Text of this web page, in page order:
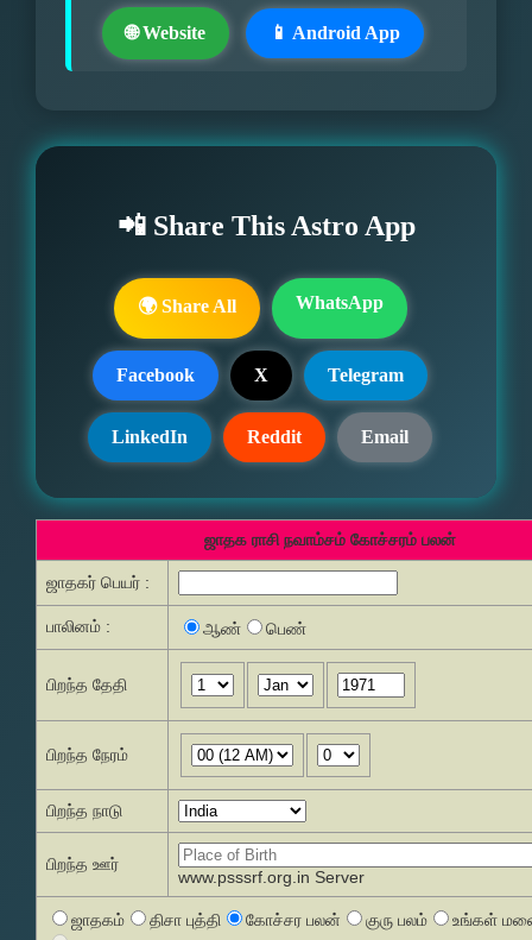
🌐 Website 📱 Android App
📲 Share This Astro App
🌍 Share All WhatsApp
Facebook X Telegram
LinkedIn Reddit Email
ஜாதக ராசி நவாம்சம் கோச்சரம் பலன்
ஜாதகர் பெயர் :
பாலினம் : ஆண் பெண்
பிறந்த தேதி
பிறந்த நேரம்
பிறந்த நாடு
பிறந்த ஊர்
www.psssrf.org.in Server
ஜாதகம் திசா புத்தி கோச்சர பலன் குரு பலம் உங்கள்